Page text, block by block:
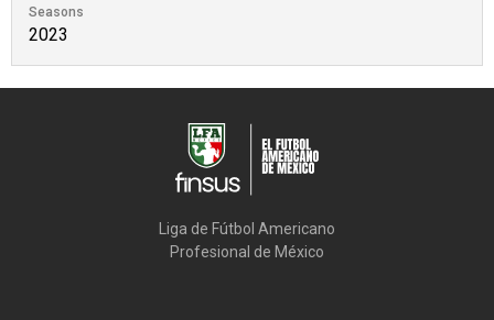
Seasons
2023
Liga de Fútbol Americano
Profesional de México